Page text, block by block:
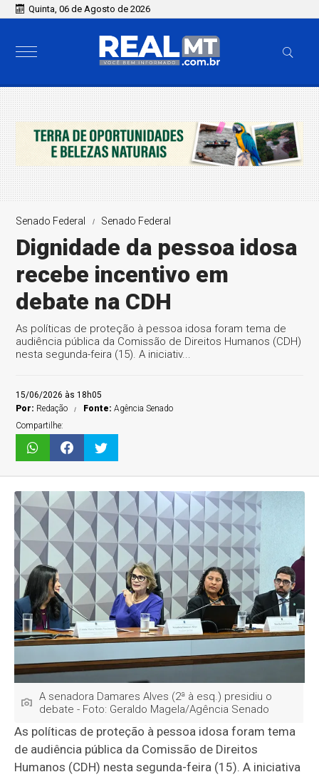
Quinta, 06 de Agosto de 2026
Senado Federal Senado Federal
Dignidade da pessoa idosa
recebe incentivo em
debate na CDH
As políticas de proteção à pessoa idosa foram tema de
audiência pública da Comissão de Direitos Humanos (CDH)
nesta segunda-feira (15). A iniciativ...
15/06/2026 às 18h05
Por: Redação Fonte:Agência Senado
Compartilhe:
A senadora Damares Alves (2ª à esq.) presidiu o
debate - Foto: Geraldo Magela/Agência Senado
As políticas de proteção à pessoa idosa foram tema
de audiência pública da Comissão de Direitos
Humanos (CDH) nesta segunda-feira (15). A iniciativa